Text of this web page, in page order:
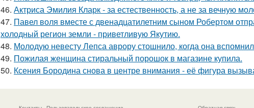
46. Актриса Эмилия Кларк - за естественность, а не за вечную
47. Павел воля вместе с двенадцатилетним сыном Робертом
холодный регион земли - приветливую Якутию.
48. Молодую невесту Лепса аврору стошнило, когда она
49. Пожилая женщина стиральный порошок в магазине купила.
50. Ксения Бородина снова в центре внимания - её фигура